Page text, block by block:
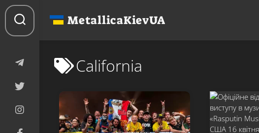
Перейти
до
вмісту
MetallicaKievUA
California